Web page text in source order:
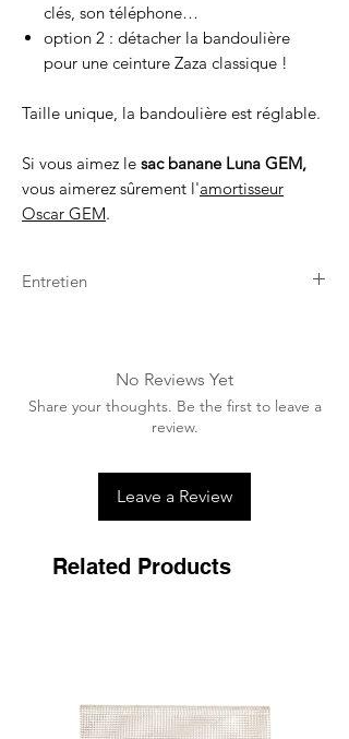
clés, son téléphone…
option 2 : détacher la bandoulière
pour une ceinture Zaza classique !
Taille unique, la bandoulière est réglable.
Si vous aimez le sac banane Luna GEM,
vous aimerez sûrement l'amortisseur
Oscar GEM.
Entretien
No Reviews Yet
Share your thoughts. Be the first to leave a
review.
Leave a Review
Related Products